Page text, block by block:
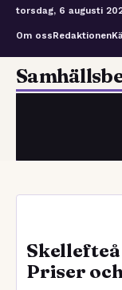
torsdag, 6 augusti
Om ossRedaktionen
Hoppa
Priser